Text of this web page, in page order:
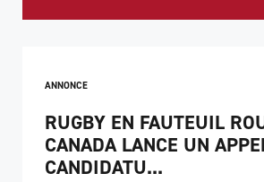
ANNONCE
RUGBY EN FAUTEUIL
CANADA LANCE UN
CANDIDATU...